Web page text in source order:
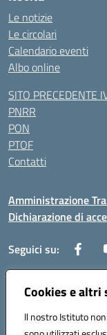
Cookies e
Il nostro Istituto
Le notizie
Le circolari
Calendario eventi
Albo online
SITO PRECEDENTE
PNRR
PON
PTOF
Contatti
Amministrazione
Dichiarazione di
Seguici su:
Traversa Fondo d'Orto
(NA) - Tel.